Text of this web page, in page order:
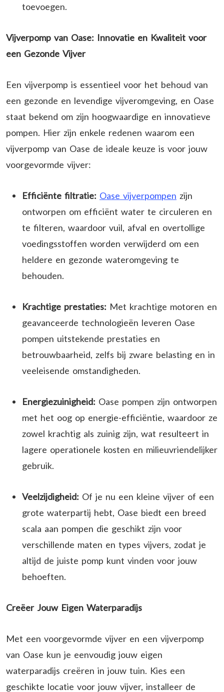
toevoegen.
Vijverpomp van Oase: Innovatie en Kwaliteit voor
een Gezonde Vijver
Een vijverpomp is essentieel voor het behoud van
een gezonde en levendige vijveromgeving, en Oase
staat bekend om zijn hoogwaardige en innovatieve
pompen. Hier zijn enkele redenen waarom een
vijverpomp van Oase de ideale keuze is voor jouw
voorgevormde vijver:
Efficiënte filtratie: Oase vijverpompen zijn
ontworpen om efficiënt water te circuleren en
te filteren, waardoor vuil, afval en overtollige
voedingsstoffen worden verwijderd om een
heldere en gezonde wateromgeving te
behouden.
Krachtige prestaties: Met krachtige motoren en
geavanceerde technologieën leveren Oase
pompen uitstekende prestaties en
betrouwbaarheid, zelfs bij zware belasting en in
veeleisende omstandigheden.
Energiezuinigheid: Oase pompen zijn ontworpen
met het oog op energie-efficiëntie, waardoor ze
zowel krachtig als zuinig zijn, wat resulteert in
lagere operationele kosten en milieuvriendelijker
gebruik.
Veelzijdigheid: Of je nu een kleine vijver of een
grote waterpartij hebt, Oase biedt een breed
scala aan pompen die geschikt zijn voor
verschillende maten en types vijvers, zodat je
altijd de juiste pomp kunt vinden voor jouw
behoeften.
Creëer Jouw Eigen Waterparadijs
Met een voorgevormde vijver en een vijverpomp
van Oase kun je eenvoudig jouw eigen
waterparadijs creëren in jouw tuin. Kies een
geschikte locatie voor jouw vijver, installeer de